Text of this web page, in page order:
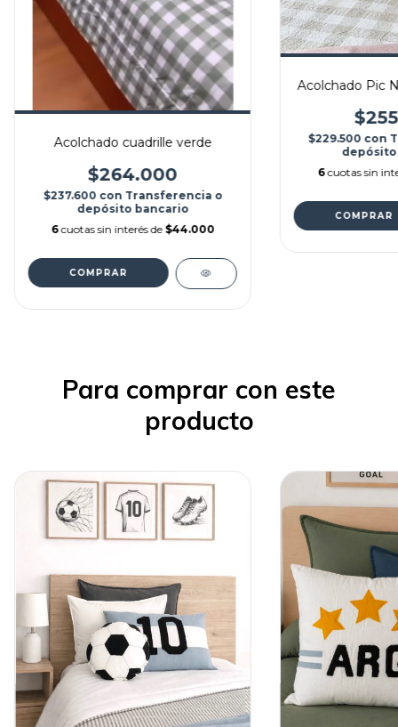
Acolchado cuadrille verde
$264.000
$237.600 con Transferencia o
depósito bancario
6 cuotas sin interés de $44.000
COMPRAR
Acolchado Pic
$229.500 con
6 cuotas sin
COMPRAR
Para comprar con este
producto